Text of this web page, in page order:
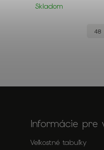
Skladom
48
Informácie pre
Veľkostné tabuľky